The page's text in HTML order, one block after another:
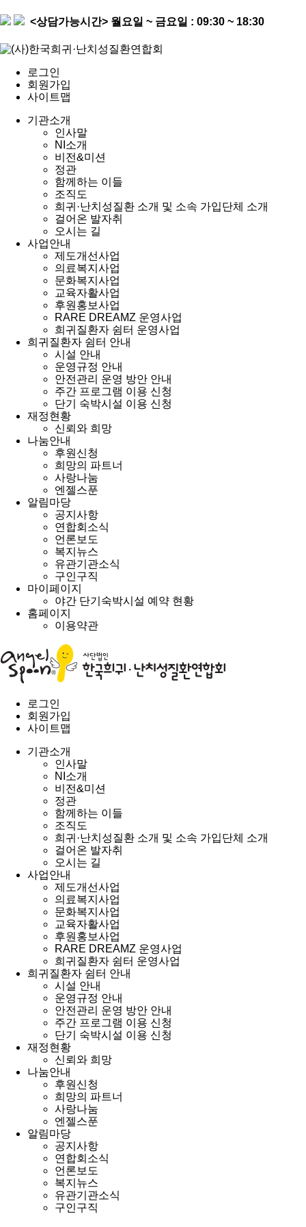
<상담가능시간> 월요일 ~ 금요일 : 09:30 ~ 18:30
로그인
회원가입
사이트맵
기관소개
인사말
NI소개
비전&미션
정관
함께하는 이들
조직도
희귀·난치성질환 소개 및 소속 가입단체 소개
걸어온 발자취
오시는 길
사업안내
제도개선사업
의료복지사업
문화복지사업
교육자활사업
후원홍보사업
RARE DREAMZ 운영사업
희귀질환자 쉼터 운영사업
희귀질환자 쉼터 안내
시설 안내
운영규정 안내
안전관리 운영 방안 안내
주간 프로그램 이용 신청
단기 숙박시설 이용 신청
재정현황
신뢰와 희망
나눔안내
후원신청
희망의 파트너
사랑나눔
엔젤스푼
알림마당
공지사항
연합회소식
언론보도
복지뉴스
유관기관소식
구인구직
마이페이지
야간 단기숙박시설 예약 현황
홈페이지
이용약관
로그인
회원가입
사이트맵
기관소개
인사말
NI소개
비전&미션
정관
함께하는 이들
조직도
희귀·난치성질환 소개 및 소속 가입단체 소개
걸어온 발자취
오시는 길
사업안내
제도개선사업
의료복지사업
문화복지사업
교육자활사업
후원홍보사업
RARE DREAMZ 운영사업
희귀질환자 쉼터 운영사업
희귀질환자 쉼터 안내
시설 안내
운영규정 안내
안전관리 운영 방안 안내
주간 프로그램 이용 신청
단기 숙박시설 이용 신청
재정현황
신뢰와 희망
나눔안내
후원신청
희망의 파트너
사랑나눔
엔젤스푼
알림마당
공지사항
연합회소식
언론보도
복지뉴스
유관기관소식
구인구직